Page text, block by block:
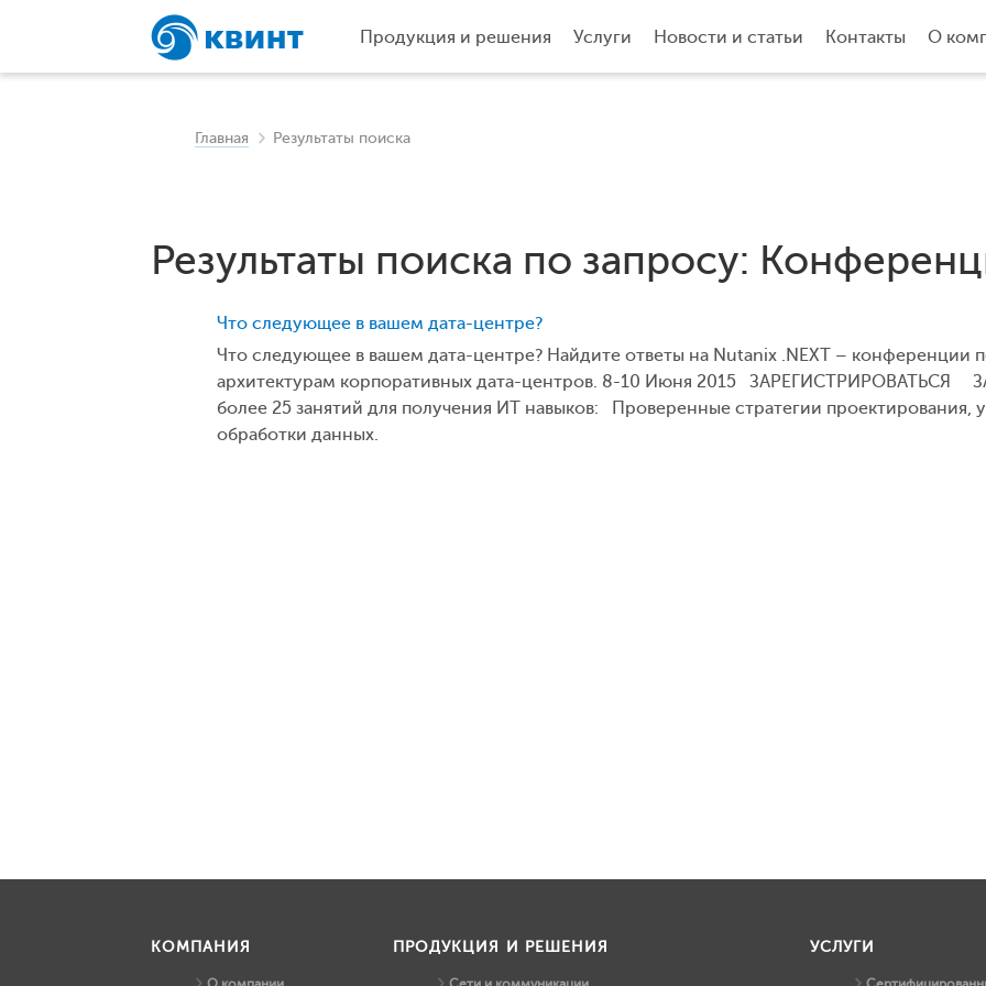
Продукция и решения Услуги Новости и статьи Контакты О
Главная Результаты поиска
Результаты поиска по запросу:
Что следующее в вашем дата-центре?
Что следующее в вашем дата-центре? Найдите ответы на Nutanix .NEXT – конференции
архитектурам корпоративных дата-центров. 8-10 Июня 2015 ЗАРЕГИСТРИРОВАТЬСЯ
более 25 занятий для получения ИТ навыков: Проверенные стратегии проектирования,
обработки данных.
КОМПАНИЯ ПРОДУКЦИЯ И РЕШЕНИЯ УСЛУГИ